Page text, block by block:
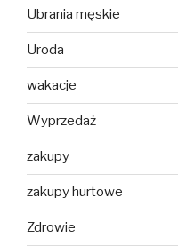
Ubrania męskie
Uroda
wakacje
Wyprzedaż
zakupy
zakupy hurtowe
Zdrowie